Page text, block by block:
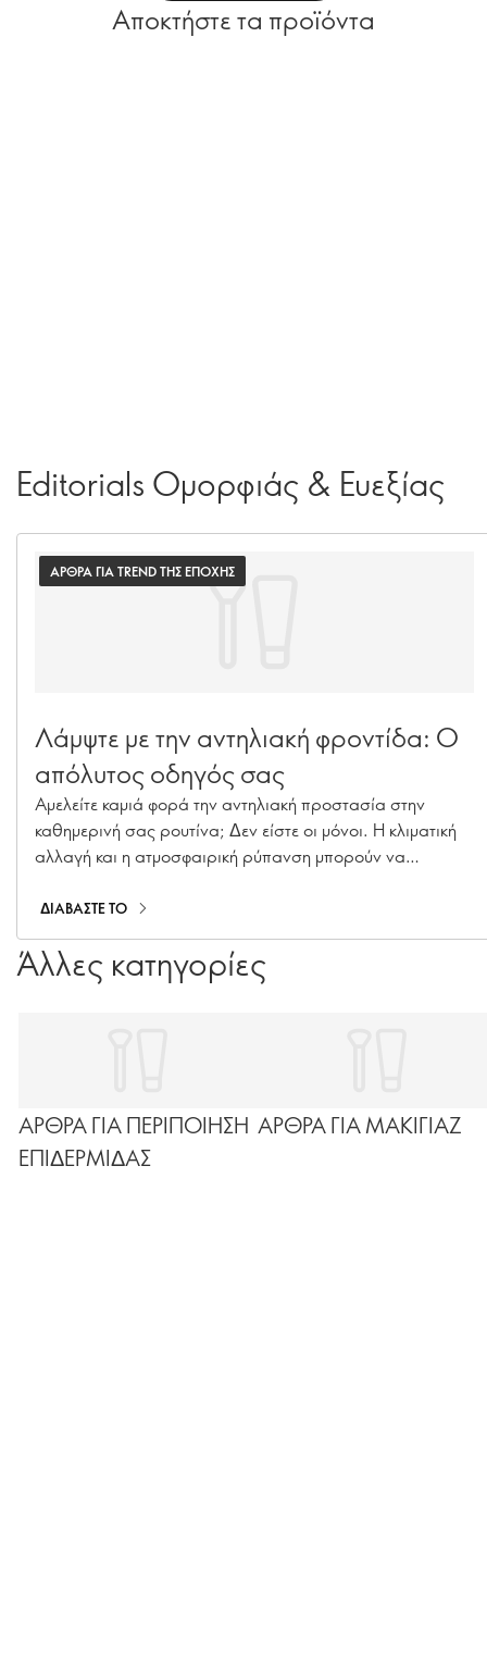
Αποκτήστε τα προϊόντα
Editorials Ομορφιάς & Ευεξίας
ΑΡΘΡΑ ΓΙΑ TREND ΤΗΣ ΕΠΟΧΗΣ
Λάμψτε με την αντηλιακή φροντίδα: Ο
απόλυτος οδηγός σας
Αμελείτε καμιά φορά την αντηλιακή προστασία στην
καθημερινή σας ρουτίνα; Δεν είστε οι μόνοι. Η κλιματική
αλλαγή και η ατμοσφαιρική ρύπανση μπορούν να
υπερμελάγχρωση, λεπτές γραμμές και απώλεια
κολλαγόνου. Με τη σειρά μας από απαραίτητα προϊόντα
αντηλιακής φροντίδας — όπως αντηλιακά, ενυδατικές με
SPF και makeup με SPF — μπορείτε να προστατεύετε την
ΔΙΑΒΑΣΤΕ ΤΟ
Άλλες κατηγορίες
ΑΡΘΡΑ ΓΙΑ ΠΕΡΙΠΟΙΗΣΗ
ΕΠΙΔΕΡΜΙΔΑΣ
ΑΡΘΡΑ ΓΙΑ ΜΑΚΙΓΙΑΖ